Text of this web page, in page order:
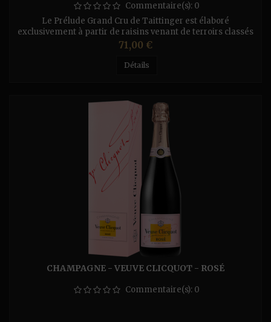
Commentaire(s): 0
Le Prélude Grand Cru de Taittinger est élaboré
exclusivement à partir de raisins venant de terroirs classés
Grands Crus dans l’échelle des crus champenois. Cet
assemblage est constitué de 50% de Chardonnay et de 50%
de Pinot Noir, provenant des meilleures parcelles. Le
Prix
71,00 €
Détails
CHAMPAGNE - VEUVE CLICQUOT - ROSÉ
Commentaire(s): 0